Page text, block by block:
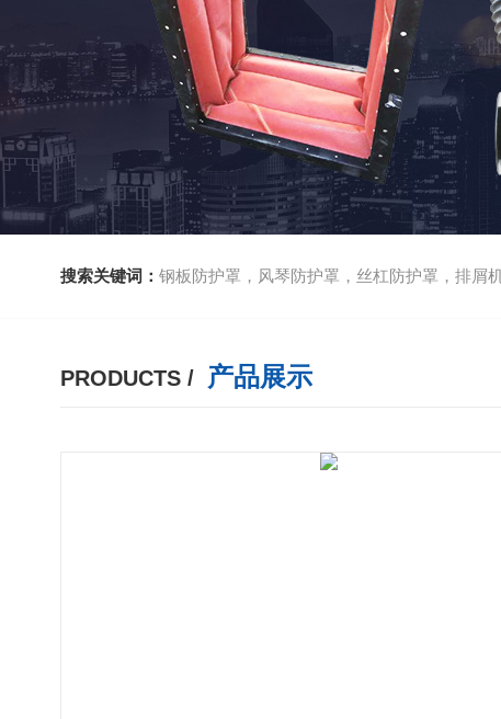
搜索关键词： 钢板防护罩，风琴防护罩，丝杠防护罩，排屑机，
PRODUCTS / 产品展示